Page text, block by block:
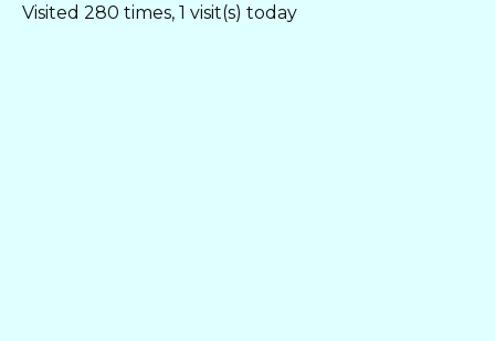
Visited 280 times, 1 visit(s) today